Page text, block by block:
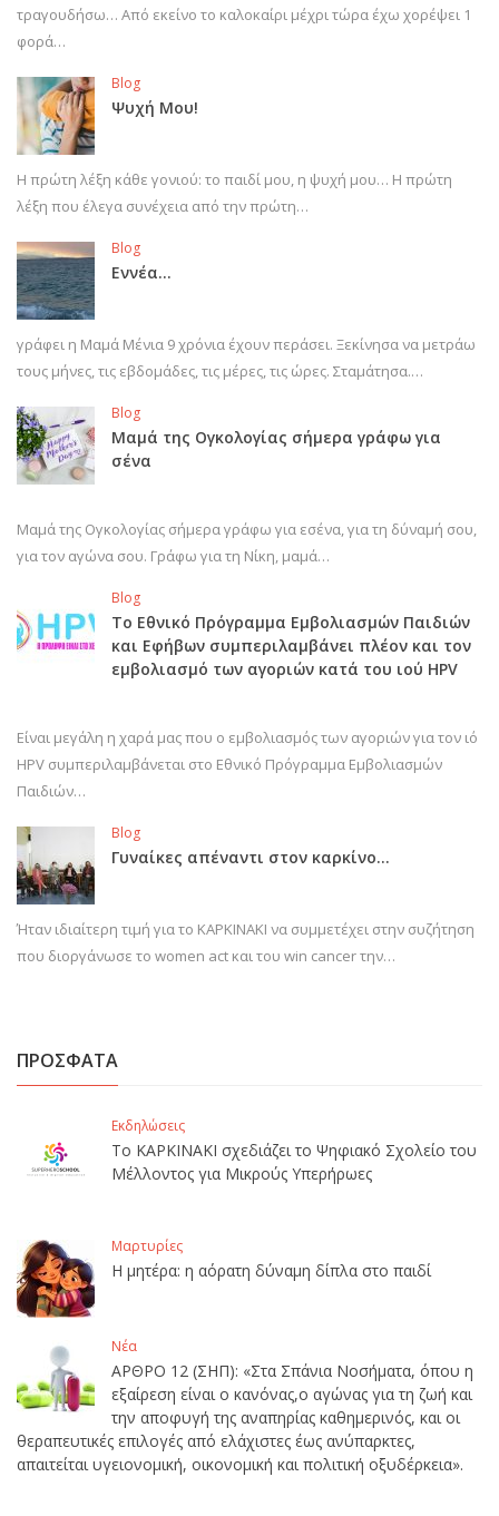
τραγουδήσω… Από εκείνο το καλοκαίρι μέχρι τώρα έχω χορέψει 1
φορά…
Blog
Ψυχή Μου!
Η πρώτη λέξη κάθε γονιού: το παιδί μου, η ψυχή μου… Η πρώτη
λέξη που έλεγα συνέχεια από την πρώτη…
Blog
Εννέα…
γράφει η Μαμά Μένια 9 χρόνια έχουν περάσει. Ξεκίνησα να μετράω
τους μήνες, τις εβδομάδες, τις μέρες, τις ώρες. Σταμάτησα.…
Blog
Μαμά της Ογκολογίας σήμερα γράφω για
σένα
Μαμά της Ογκολογίας σήμερα γράφω για εσένα, για τη δύναμή σου,
για τον αγώνα σου. Γράφω για τη Νίκη, μαμά…
Blog
Το Εθνικό Πρόγραμμα Εμβολιασμών Παιδιών
και Εφήβων συμπεριλαμβάνει πλέον και τον
εμβολιασμό των αγοριών κατά του ιού HPV
Είναι μεγάλη η χαρά μας που ο εμβολιασμός των αγοριών για τον ιό
HPV συμπεριλαμβάνεται στο Εθνικό Πρόγραμμα Εμβολιασμών
Παιδιών…
Blog
Γυναίκες απέναντι στον καρκίνο…
Ήταν ιδιαίτερη τιμή για το ΚΑΡΚΙΝΑΚΙ να συμμετέχει στην συζήτηση
που διοργάνωσε το women act και του win cancer την…
ΠΡΟΣΦΑΤΑ
Εκδηλώσεις
Το ΚΑΡΚΙΝΑΚΙ σχεδιάζει το Ψηφιακό Σχολείο του
Μέλλοντος για Μικρούς Υπερήρωες
Μαρτυρίες
Η μητέρα: η αόρατη δύναμη δίπλα στο παιδί
Νέα
ΑΡΘΡΟ 12 (ΣΗΠ): «Στα Σπάνια Νοσήματα, όπου η
εξαίρεση είναι ο κανόνας,ο αγώνας για τη ζωή και
την αποφυγή της αναπηρίας καθημερινός, και οι
θεραπευτικές επιλογές από ελάχιστες έως ανύπαρκτες,
απαιτείται υγειονομική, οικονομική και πολιτική οξυδέρκεια».